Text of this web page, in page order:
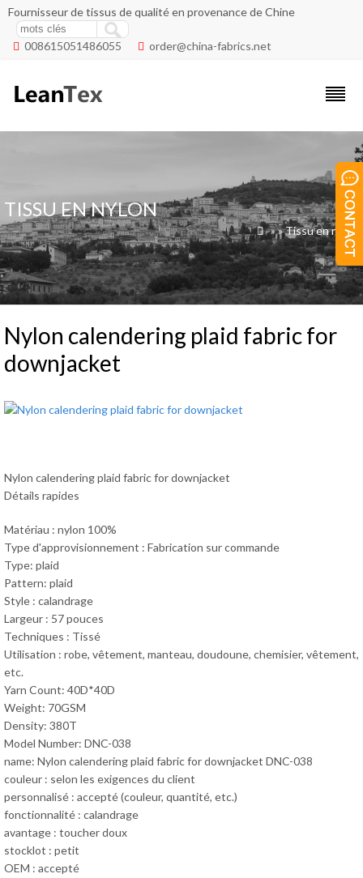
Fournisseur de tissus de qualité en provenance de Chine
 008615051486055  order@china-fabrics.net
TISSU EN NYLON
 »»Tissu en nylon
Nylon calendering plaid fabric for
downjacket
Nylon calendering plaid fabric for downjacket
Détails rapides
Matériau : nylon 100%
Type d'approvisionnement : Fabrication sur commande
Type: plaid
Pattern: plaid
Style : calandrage
Largeur : 57 pouces
Techniques : Tissé
Utilisation : robe, vêtement, manteau, doudoune, chemisier, vêtement,
etc.
Yarn Count: 40D*40D
Weight: 70GSM
Density: 380T
Model Number: DNC-038
name: Nylon calendering plaid fabric for downjacket DNC-038
couleur : selon les exigences du client
personnalisé : accepté (couleur, quantité, etc.)
fonctionnalité : calandrage
avantage : toucher doux
stocklot : petit
OEM : accepté